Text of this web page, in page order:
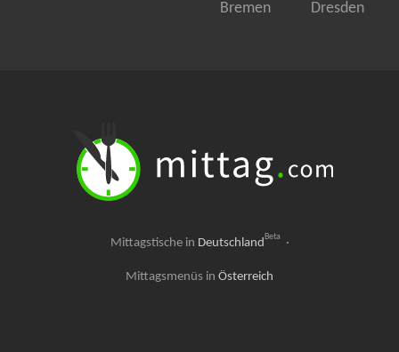
Bremen
Dresden
Mittagstische in DeutschlandBeta ·
Mittagsmenüs in Österreich